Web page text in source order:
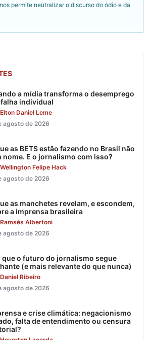
permite neutralizar o discurso do ódio e da
a mídia transforma o desemprego
individual
Elton Daniel Leme
agosto de 2026
as BETS estão fazendo no Brasil não
nome. E o jornalismo com isso?
Wellington Felipe Hack
agosto de 2026
as manchetes revelam, e escondem,
a imprensa brasileira
Ramsés Albertoni
agosto de 2026
que o futuro do jornalismo segue
(e mais relevante do que nunca)
Daniel Ribeiro
agosto de 2026
e crise climática: negacionismo
falta de entendimento ou censura